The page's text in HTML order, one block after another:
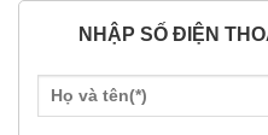
NHẬP SỐ ĐIỆN